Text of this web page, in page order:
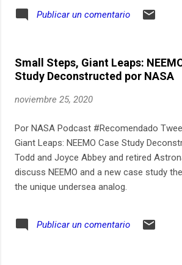
en medio de la adversidad. La vida le
violencia. tuvo que salir con sus padres
descubrió en la música no solo la forma
también el sentido de la vida. Hoy con su
parranda”, le canta al campo, a esas
como folclorista ha sido reconocida con
premios. Mjiticos, escuchen su historia,
mujer opita. #BuenPrimor #OpicasterOle
.....................................................
Publicar un comentario
Small Steps, Giant Leaps:
Study Deconstructed por NASA
noviembre 25, 2020
Por NASA Podcast #Recomendado
Giant Leaps: NEEMO Case Study
Todd and Joyce Abbey and retired
discuss NEEMO and a new case study
the unique undersea analog.
Publicar un comentario